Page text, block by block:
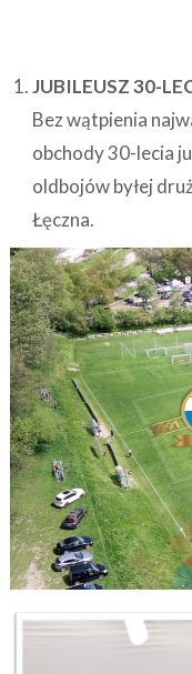
JUBILEUSZ 30-
Bez wątpienia
obchody 30-lecia
oldbojów byłej
Łęczna.